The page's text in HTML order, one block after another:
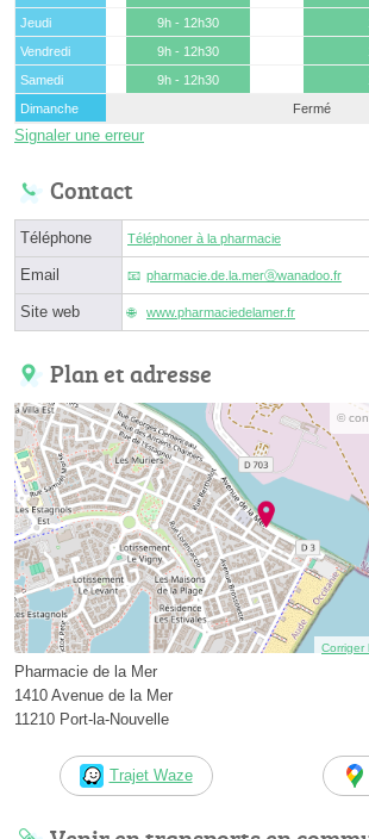
Jeudi
9h - 12h30
Vendredi
9h - 12h30
Samedi
9h - 12h30
Dimanche
Fermé
Signaler une erreur
Contact
Téléphone Téléphoner à la pharmacie
Email pharmacie.de.la.merⓐwanadoo.fr
Site web www.pharmaciedelamer.fr
Plan et adresse
©
Corriger
Pharmacie de la Mer
1410 Avenue de la Mer
11210 Port-la-Nouvelle
Trajet Waze